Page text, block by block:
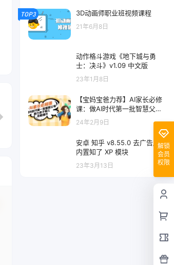
TOP3 3D动画师职业班视频课程
21年6月8日
动作格斗游戏《地下城与勇
士：决斗》v1.09 中文版
23年1月8日
【宝妈宝爸力荐】AI家长必修
课：做AI时代第一批智慧父
母，助力亲子育儿技能提升
24年2月9日
安卓 知乎 v8.55.0 去广告版
内置知了 XP 模块
23年3月13日
解锁
会员
权限